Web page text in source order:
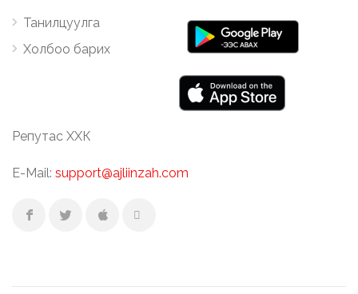
Танилцуулга
Холбоо барих
Репутас ХХК
E-Mail: support@ajliinzah.com